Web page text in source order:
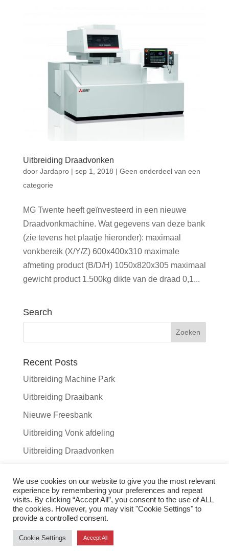
Uitbreiding Draadvonken
door Jardapro| sep 1, 2018 | Geen onderdeel van een
categorie
MG Twente heeft geïnvesteerd in een nieuwe
Draadvonkmachine. Wat gegevens van deze bank
(zie tevens het plaatje hieronder): maximaal
vonkbereik (X/Y/Z) 600x400x310 maximale
afmeting product (B/D/H) 1050x820x305 maximaal
gewicht product 1.500kg dikte van de draad 0,1...
Search
Recent Posts
Uitbreiding Machine Park
Uitbreiding Draaibank
Nieuwe Freesbank
Uitbreiding Vonk afdeling
Uitbreiding Draadvonken
Recent Comments
Copyright ® - MGTwente BV 2020 -2023 - Ontwerp
Prochazka, T&C
We use cookies on our website to give you the most relevant
experience by remembering your preferences and repeat
visits. By clicking “Accept All”, you consent to the use of ALL
the cookies. However, you may visit "Cookie Settings" to
provide a controlled consent.
Cookie Settings Accept All